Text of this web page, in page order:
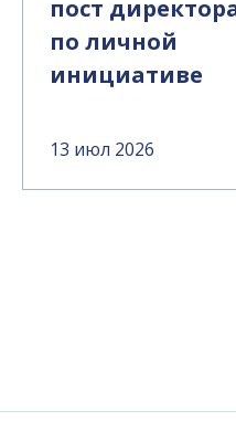
пост
по личной
инициативе
13 июл 2026